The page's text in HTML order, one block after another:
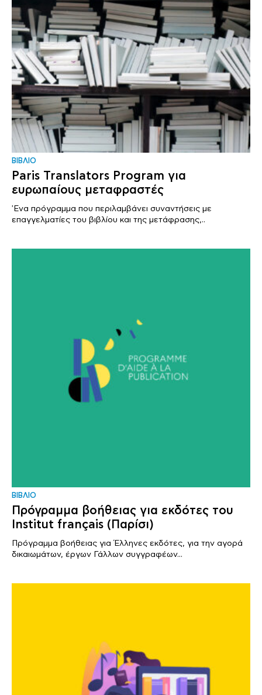
ΒΙΒΛΙΟ
Paris Translators Program για
ευρωπαίους μεταφραστές
'Ενα πρόγραμμα που περιλαμβάνει συναντήσεις με
επαγγελματίες του βιβλίου και της μετάφρασης,..
ΒΙΒΛΙΟ
Πρόγραμμα βοήθειας για εκδότες του
Institut français (Παρίσι)
Πρόγραμμα βοήθειας για Έλληνες εκδότες, για την αγορά
δικαιωμάτων, έργων Γάλλων συγγραφέων...